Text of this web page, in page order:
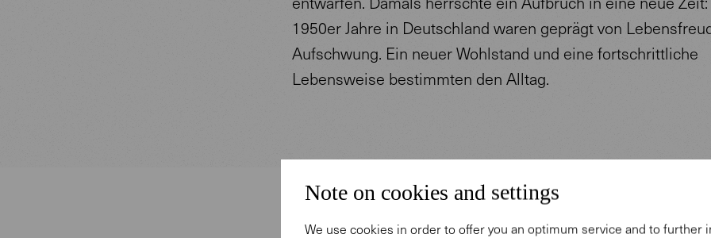
1950er Jahre in Deutschland waren geprägt von
Aufschwung. Ein neuer Wohlstand und eine fortschrittliche
Lebensweise bestimmten den Alltag.
Note on cookies and settings
We use cookies in order to offer you an optimum service and to further